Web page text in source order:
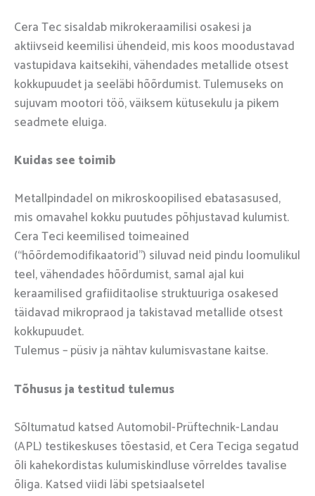
Cera Tec sisaldab mikrokeraamilisi osakesi ja
aktiivseid keemilisi ühendeid, mis koos moodustavad
vastupidava kaitsekihi, vähendades metallide otsest
kokkupuudet ja seeläbi hõõrdumist. Tulemuseks on
sujuvam mootori töö, väiksem kütusekulu ja pikem
seadmete eluiga.
Kuidas see toimib
Metallpindadel on mikroskoopilised ebatasasused,
mis omavahel kokku puutudes põhjustavad kulumist.
Cera Teci keemilised toimeained
(“hõõrdemodifikaatorid”) siluvad neid pindu loomulikul
teel, vähendades hõõrdumist, samal ajal kui
keraamilised grafiiditaolise struktuuriga osakesed
täidavad mikropraod ja takistavad metallide otsest
kokkupuudet.
Tulemus – püsiv ja nähtav kulumisvastane kaitse.
Tõhusus ja testitud tulemus
Sõltumatud katsed Automobil-Prüftechnik-Landau
(APL) testikeskuses tõestasid, et Cera Teciga segatud
õli kahekordistas kulumiskindluse võrreldes tavalise
õliga. Katsed viidi läbi spetsiaalsetel